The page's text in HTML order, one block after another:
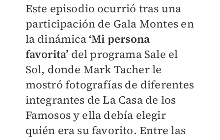
Este episodio ocurrió tras una
participación de Gala Montes en
la dinámica‘Mi persona
favorita’ del programa Sale el
Sol, donde Mark Tacher le
mostró fotografías de diferentes
integrantes de La Casa de los
Famosos y ella debía elegir
quién era su favorito. Entre las